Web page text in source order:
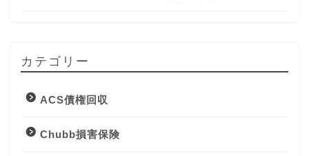
カテゴリー
ACS債権回収
Chubb損害保険